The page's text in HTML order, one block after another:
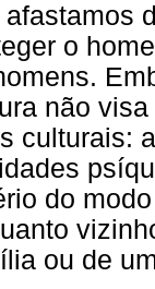
afastamos
o
não
culturais:
do
ou de